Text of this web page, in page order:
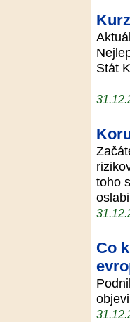
Stát
toho
Co